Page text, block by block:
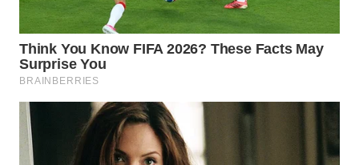
TAPANULI
TENGAH
WN DELI
SERDANG
TEBING
TINGGI